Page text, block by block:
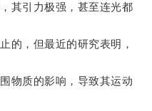
引力极强，甚至连光都
，但最近的研究表明，
质的影响，导致其运动